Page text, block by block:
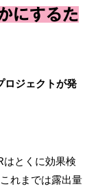
にするた
ロジェクトが発
はとくに効果検
れまでは露出量